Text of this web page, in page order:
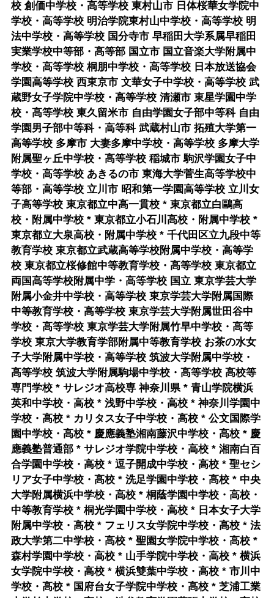
校 創価中学校・高等学校 東村山市 日体桜華女学院中
学校・高等学校 明治学院東村山中学校・高等学校 明
法中学校・高等学校 国分寺市 早稲田大学系属早稲田
実業学校中等部・高等部 国立市 国立音楽大学附属中
学校・高等学校 桐朋中学校・高等学校 日本放送協会
学園高等学校 西東京市 文華女子中学校・高等学校 武
蔵野女子学院中学校・高等学校 清瀬市 東星学園中学
校・高等学校 東久留米市 自由学園女子部中等科 自由
学園男子部中等科・高等科 武蔵村山市 拓殖大学第一
高等学校 多摩市 大妻多摩中学校・高等学校 多摩大学
附属聖ヶ丘中学校・高等学校 稲城市 駒沢学園女子中
学校・高等学校 あきるの市 東海大学菅生高等学校中
等部・高等学校 立川市 昭和第一学園高等学校 立川女
子高等学校 東京都立中高一貫校 * 東京都立白鷗高
校・附属中学校 * 東京都立小石川高校・附属中学校 *
東京都立大泉高校・附属中学校 * 千代田区立九段中等
教育学校 東京都立武蔵高等学校附属中学校・高等学
校 東京都立桜修館中等教育学校・高等学校 東京都立
両国高等学校附属中学・高等学校 国立 東京学芸大学
附属小金井中学校・高等学校 東京学芸大学附属国際
中等教育学校・高等学校 東京学芸大学附属世田谷中
学校・高等学校 東京学芸大学附属竹早中学校・高等
学校 東京大学教育学部附属中等教育学校 お茶の水女
子大学附属中学校・高等学校 筑波大学附属中学校・
高等学校 筑波大学附属駒場中学校・高等学校 高校等
専門学校 * サレジオ高校専 神奈川県 * 青山学院横浜
英和中学校・高校 * 浅野中学校・高校 * 神奈川学園中
学校・高校 * カリタス女子中学校・高校 * 公文国際学
園中学校・高校 * 慶應義塾湘南藤沢中学校・高校 * 慶
應義塾普通部 * サレジオ学院中学校・高校 * 湘南白百
合学園中学校・高校 * 逗子開成中学校・高校 * 聖セシ
リア女子中学校・高校 * 洗足学園中学校・高校 * 中央
大学附属横浜中学校・高校 * 桐蔭学園中学校・高校・
中等教育学校 * 桐光学園中学校・高校 * 日本女子大学
附属中学校・高校 * フェリス女学院中学校・高校 * 法
政大学第二中学校・高校 * 聖園女学院中学校・高校 *
森村学園中学校・高校 * 山手学院中学校・高校 * 横浜
女学院中学校・高校 * 横浜雙葉中学校・高校 * 市川中
学校・高校 * 国府台女子学院中学校・高校 * 芝浦工業